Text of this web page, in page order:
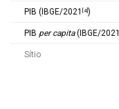
PIB ( IBGE/2021 4])
PIB per capita ( IBGE/2021
Sítio